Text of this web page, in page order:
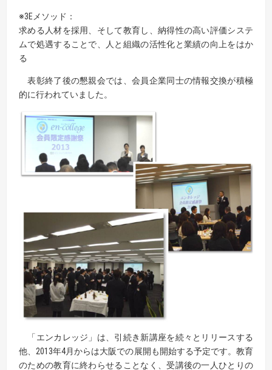
※3Eメソッド：
求める人材を採用、そして教育し、納得性の高い評価システ
ムで処遇することで、人と組織の活性化と業績の向上をはか
る
表彰終了後の懇親会では、会員企業同士の情報交換が積極
的に行われていました。
「エンカレッジ」は、引続き新講座を続々とリリースする
他、2013年4月からは大阪での展開も開始する予定です。教育
のための教育に終わらせることなく、受講後の一人ひとりの